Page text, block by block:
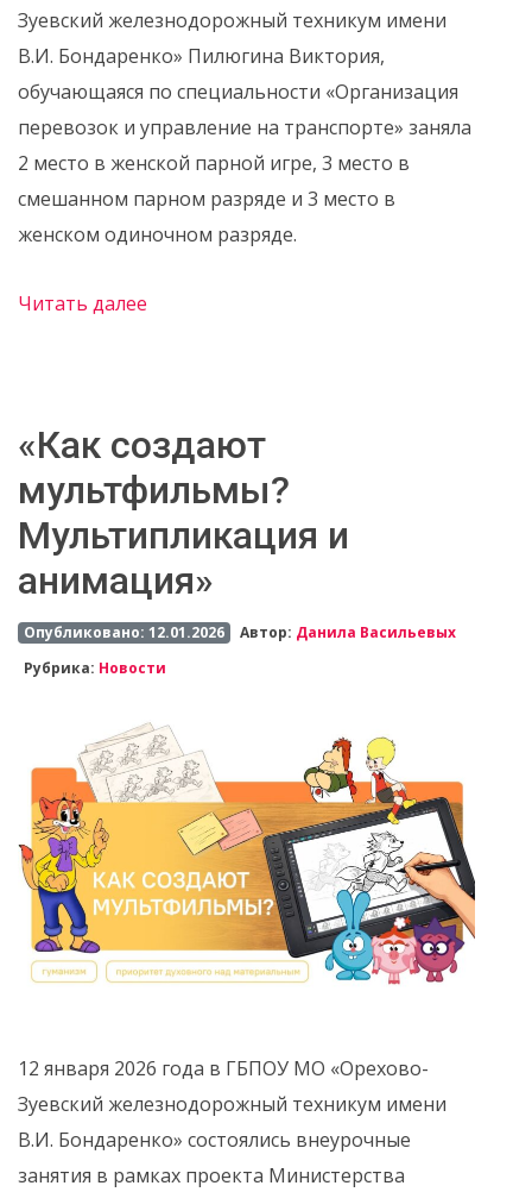
Зуевский железнодорожный техникум имени
В.И. Бондаренко» Пилюгина Виктория,
обучающаяся по специальности «Организация
перевозок и управление на транспорте» заняла
2 место в женской парной игре, 3 место в
смешанном парном разряде и 3 место в
женском одиночном разряде.
Читать далее
«Как создают
мультфильмы?
Мультипликация и
анимация»
Опубликовано: 12.01.2026 Автор: Данила Васильевых
Рубрика: Новости
12 января 2026 года в ГБПОУ МО «Орехово-
Зуевский железнодорожный техникум имени
В.И. Бондаренко» состоялись внеурочные
занятия в рамках проекта Министерства